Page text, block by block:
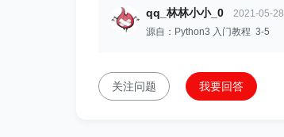
qq_林林小小_0
2021-05-28
源自：Python3 入门教程 3-5
关注问题 我要回答